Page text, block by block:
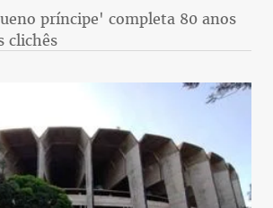
príncipe' completa 80 anos
clichês